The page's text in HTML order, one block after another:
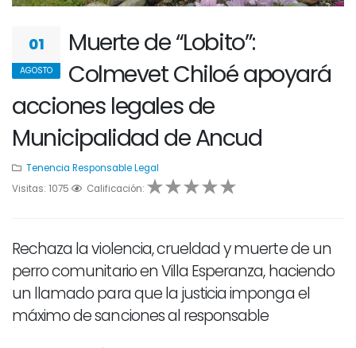
01
AGOSTO
Muerte de “Lobito”:
Colmevet Chiloé apoyará
acciones legales de
Municipalidad de Ancud
Tenencia ResponsableLegal
Visitas: 1075
Calificación:
1 2 3 4 5
Rechaza la violencia, crueldad y muerte de un
perro comunitario en Villa Esperanza, haciendo
un llamado para que la justicia imponga el
máximo de sanciones al responsable